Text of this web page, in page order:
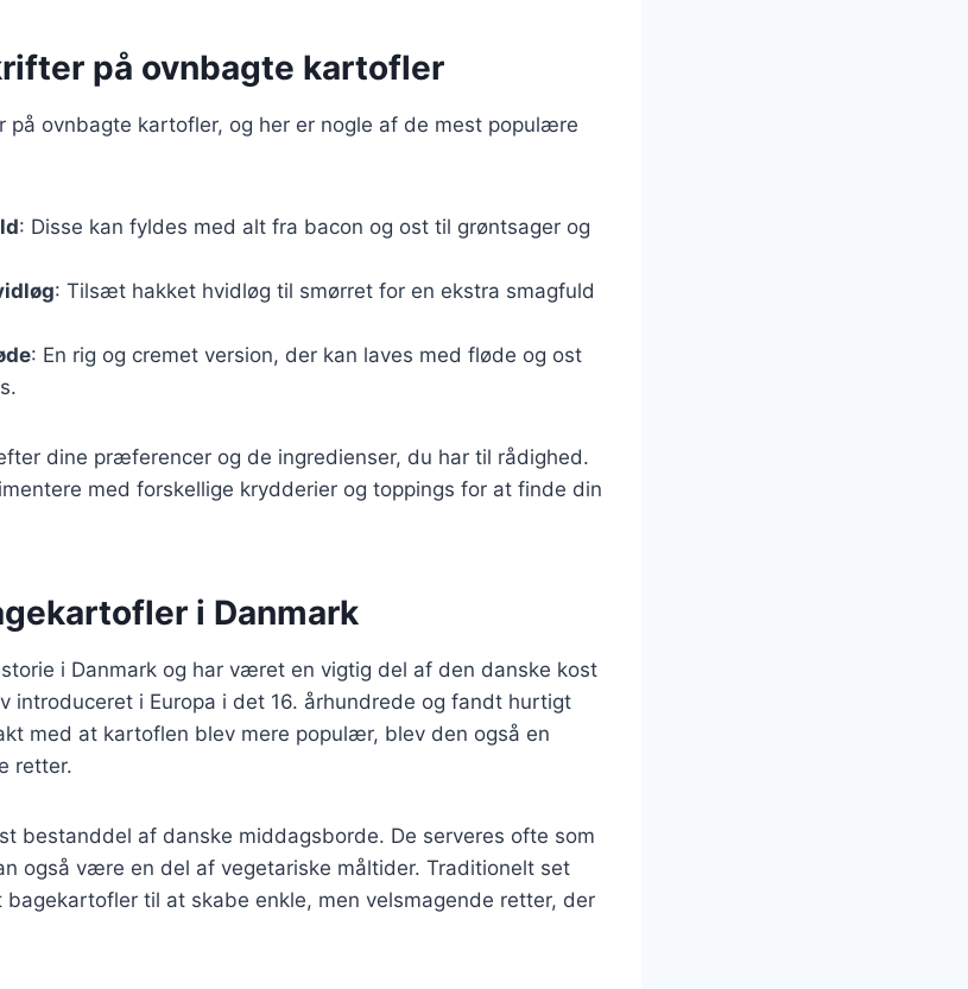
på ovnbagte kartofler
på ovnbagte kartofler, og her er nogle af de mest populære
: Disse kan fyldes med alt fra bacon og ost til grøntsager og
: Tilsæt hakket hvidløg til smørret for en ekstra smagfuld
: En rig og cremet version, der kan laves med fløde og ost
dine præferencer og de ingredienser, du har til rådighed.
med forskellige krydderier og toppings for at finde din
i Danmark
i Danmark og har været en vigtig del af den danske kost
introduceret i Europa i det 16. århundrede og fandt hurtigt
med at kartoflen blev mere populær, blev den også en
retter.
bestanddel af danske middagsborde. De serveres ofte som
også være en del af vegetariske måltider. Traditionelt set
til at skabe enkle, men velsmagende retter, der